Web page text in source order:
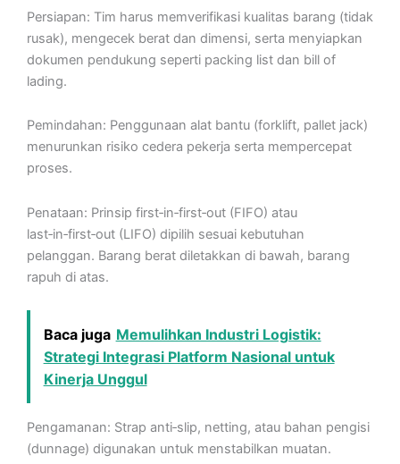
Persiapan: Tim harus memverifikasi kualitas barang (tidak
rusak), mengecek berat dan dimensi, serta menyiapkan
dokumen pendukung seperti packing list dan bill of
lading.
Pemindahan: Penggunaan alat bantu (forklift, pallet jack)
menurunkan risiko cedera pekerja serta mempercepat
proses.
Penataan: Prinsip first‑in‑first‑out (FIFO) atau
last‑in‑first‑out (LIFO) dipilih sesuai kebutuhan
pelanggan. Barang berat diletakkan di bawah, barang
rapuh di atas.
Baca juga Memulihkan Industri Logistik:
Strategi Integrasi Platform Nasional untuk
Kinerja Unggul
Pengamanan: Strap anti‑slip, netting, atau bahan pengisi
(dunnage) digunakan untuk menstabilkan muatan.